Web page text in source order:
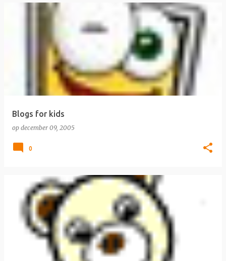
Blogs for kids
op december 09, 2005
0